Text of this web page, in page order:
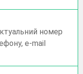
номер
e-mail